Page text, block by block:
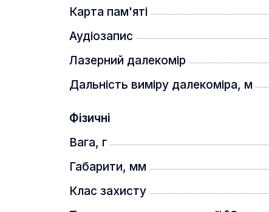
Алгоритм надчіткого зображення
реальному часі. IREA може
Інші особливості:
- дисплей AMOLED
- модуль WiFi
- клас захисту ІР67
Карта пам'яті
Аудіозапис
Лазерний далекомір
Дальність виміру далекоміра, м
Фізичні
Вага, г
Габарити, мм
Клас захисту